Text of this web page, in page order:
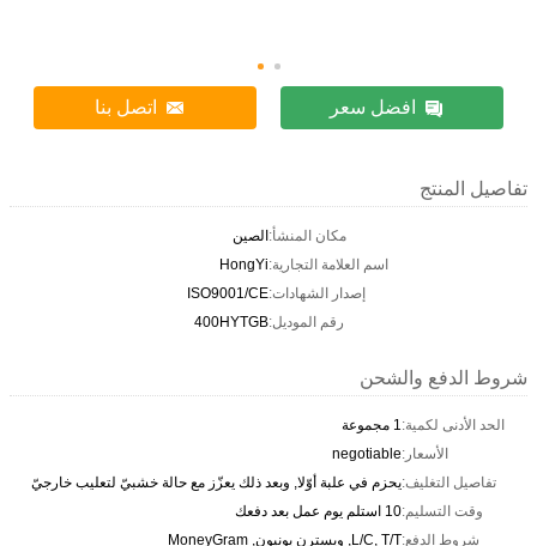
افضل سعر اتصل بنا
تفاصيل المنتج
مكان المنشأ:الصين
اسم العلامة التجارية:HongYi
إصدار الشهادات:ISO9001/CE
رقم الموديل:400HYTGB
شروط الدفع والشحن
الحد الأدنى لكمية:1 مجموعة
الأسعار:negotiable
تفاصيل التغليف:يحزم في علبة أوّلا, وبعد ذلك يعزّز مع حالة خشبيّ لتعليب خارجيّ
وقت التسليم:10 استلم يوم عمل بعد دفعك
شروط الدفع:L/C, T/T, ويسترن يونيون, MoneyGram